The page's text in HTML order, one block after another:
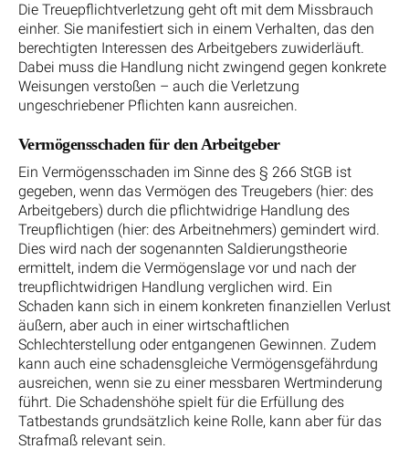
Die Treuepflichtverletzung geht oft mit dem Missbrauch
einher. Sie manifestiert sich in einem Verhalten, das den
berechtigten Interessen des Arbeitgebers zuwiderläuft.
Dabei muss die Handlung nicht zwingend gegen konkrete
Weisungen verstoßen – auch die Verletzung
ungeschriebener Pflichten kann ausreichen.
Vermögensschaden für den Arbeitgeber
Ein Vermögensschaden im Sinne des § 266 StGB ist
gegeben, wenn das Vermögen des Treugebers (hier: des
Arbeitgebers) durch die pflichtwidrige Handlung des
Treupflichtigen (hier: des Arbeitnehmers) gemindert wird.
Dies wird nach der sogenannten Saldierungstheorie
ermittelt, indem die Vermögenslage vor und nach der
treupflichtwidrigen Handlung verglichen wird. Ein
Schaden kann sich in einem konkreten finanziellen Verlust
äußern, aber auch in einer wirtschaftlichen
Schlechterstellung oder entgangenen Gewinnen. Zudem
kann auch eine schadensgleiche Vermögensgefährdung
ausreichen, wenn sie zu einer messbaren Wertminderung
führt. Die Schadenshöhe spielt für die Erfüllung des
Tatbestands grundsätzlich keine Rolle, kann aber für das
Strafmaß relevant sein.